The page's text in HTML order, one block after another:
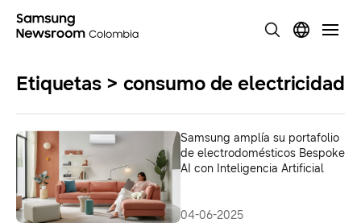
Etiquetas > consumo de electricidad
Samsung amplía su portafolio
de electrodomésticos Bespoke
AI con Inteligencia Artificial
04-06-2025